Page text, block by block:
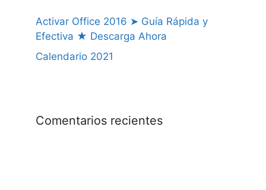
Activar Office 2016 ➤ Guía Rápida y
Efectiva ★ Descarga Ahora
Calendario 2021
Comentarios recientes